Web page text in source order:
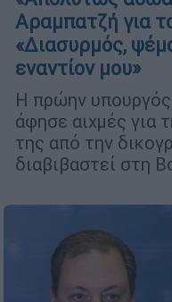
Αραμπατζή για
«Διασυρμός,
εναντίον μου»
Η πρώην
άφησε αιχμές για
της από την
διαβιβαστεί στη